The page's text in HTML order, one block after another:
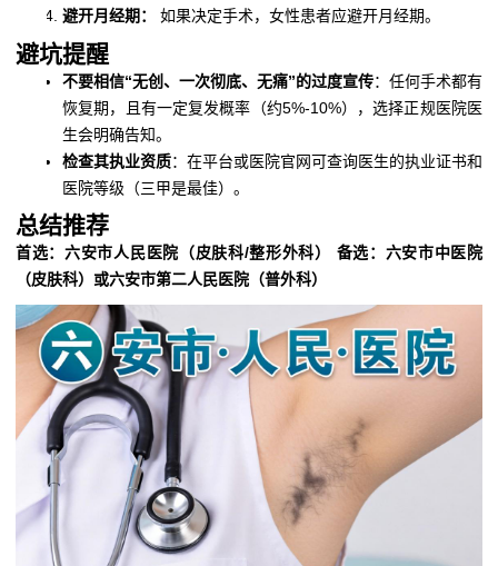
避开月经期：
如果决定手术，女性患者应避开月经期。
避坑提醒
不要相信“无创、一次彻底、无痛”的过度宣传：任何手术都有
恢复期，且有一定复发概率（约5%-10%），选择正规医院医
生会明确告知。
检查其执业资质：在平台或医院官网可查询医生的执业证书和
医院等级（三甲是最佳）。
总结推荐
首选：六安市人民医院（皮肤科/整形外科）
备选：六安市中医院
（皮肤科）或六安市第二人民医院（普外科）